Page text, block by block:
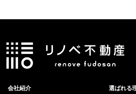
会社紹介
選ばれる